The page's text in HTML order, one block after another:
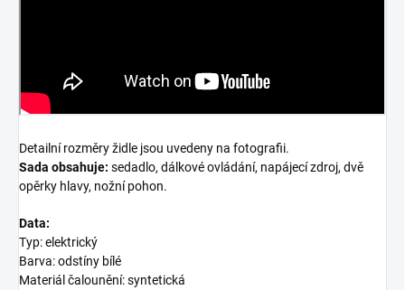
Detailní rozměry židle jsou uvedeny na fotografii.
Sada obsahuje: sedadlo, dálkové ovládání, napájecí zdroj, dvě
opěrky hlavy, nožní pohon.
Data:
Typ: elektrický
Barva: odstíny bílé
Materiál čalounění: syntetická